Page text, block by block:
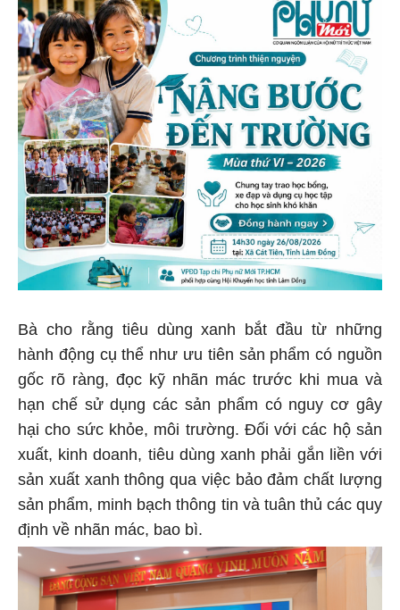
Bà cho rằng tiêu dùng xanh bắt đầu từ những
hành động cụ thể như ưu tiên sản phẩm có nguồn
gốc rõ ràng, đọc kỹ nhãn mác trước khi mua và
hạn chế sử dụng các sản phẩm có nguy cơ gây
hại cho sức khỏe, môi trường. Đối với các hộ sản
xuất, kinh doanh, tiêu dùng xanh phải gắn liền với
sản xuất xanh thông qua việc bảo đảm chất lượng
sản phẩm, minh bạch thông tin và tuân thủ các quy
định về nhãn mác, bao bì.